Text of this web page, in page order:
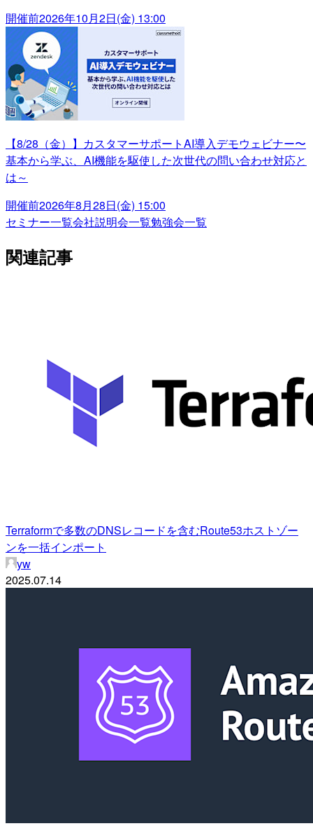
開催前2026年10月2日(金) 13:00
【8/28（金）】カスタマーサポートAI導入デモウェビナー〜
基本から学ぶ、AI機能を駆使した次世代の問い合わせ対応と
は～
開催前2026年8月28日(金) 15:00
セミナー一覧会社説明会一覧勉強会一覧
関連記事
Terraformで多数のDNSレコードを含むRoute53ホストゾー
ンを一括インポート
yw
2025.07.14